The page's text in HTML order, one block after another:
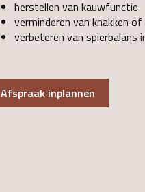
herstellen van kauwfunctie
verminderen van knakken of
verbeteren van spierbalans
Afspraak inplannen